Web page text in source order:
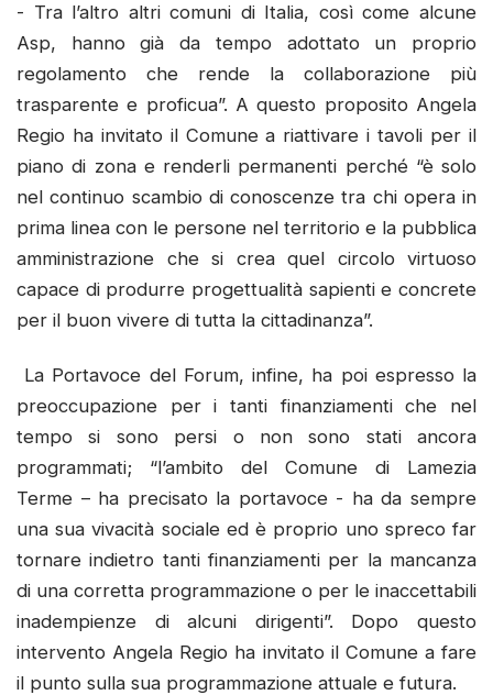
- Tra l’altro altri comuni di Italia, così come alcune
Asp, hanno già da tempo adottato un proprio
regolamento che rende la collaborazione più
trasparente e proficua”. A questo proposito Angela
Regio ha invitato il Comune a riattivare i tavoli per il
piano di zona e renderli permanenti perché “è solo
nel continuo scambio di conoscenze tra chi opera in
prima linea con le persone nel territorio e la pubblica
amministrazione che si crea quel circolo virtuoso
capace di produrre progettualità sapienti e concrete
per il buon vivere di tutta la cittadinanza”.
La Portavoce del Forum, infine, ha poi espresso la
preoccupazione per i tanti finanziamenti che nel
tempo si sono persi o non sono stati ancora
programmati; “l’ambito del Comune di Lamezia
Terme – ha precisato la portavoce - ha da sempre
una sua vivacità sociale ed è proprio uno spreco far
tornare indietro tanti finanziamenti per la mancanza
di una corretta programmazione o per le inaccettabili
inadempienze di alcuni dirigenti”. Dopo questo
intervento Angela Regio ha invitato il Comune a fare
il punto sulla sua programmazione attuale e futura.